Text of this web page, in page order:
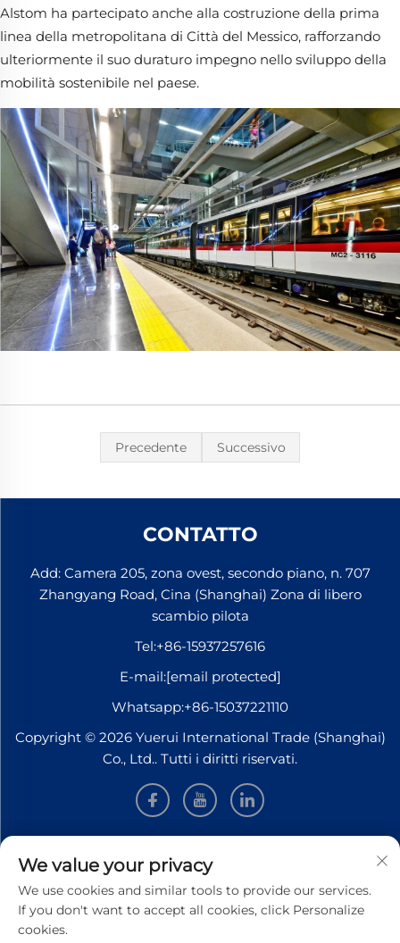
Alstom ha partecipato anche alla costruzione della prima
linea della metropolitana di Città del Messico, rafforzando
ulteriormente il suo duraturo impegno nello sviluppo della
mobilità sostenibile nel paese.
Precedente Successivo
CONTATTO
Add: Camera 205, zona ovest, secondo piano, n. 707
Zhangyang Road, Cina (Shanghai) Zona di libero
scambio pilota
Tel:+86-15937257616
E-mail:[email protected]
Whatsapp:+86-15037221110
Copyright © 2026 Yuerui International Trade (Shanghai)
Co., Ltd.. Tutti i diritti riservati.
INFORMAZIONI
Iscriviti per ricevere la nostra newsletter settimanale
We value your privacy
We use cookies and similar tools to provide our services.
If you don't want to accept all cookies, click Personalize
cookies.